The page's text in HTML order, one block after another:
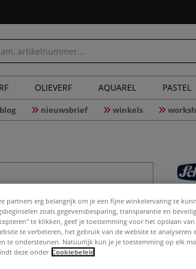
OLIEVERF AQUAREL PASTEL
blog nieuwsbrief winkels
partners erg belangrijk om je een fijne winkelervaring te
zoals gegevensbesparing, transparantie en
te klikken, geef je toestemming voor het opslaan
te verbeteren, het gebruik van de website te analyseren
te ondersteunen. Natuurlijk kun je je toestemming op elk
deze onder Cookiebeleid